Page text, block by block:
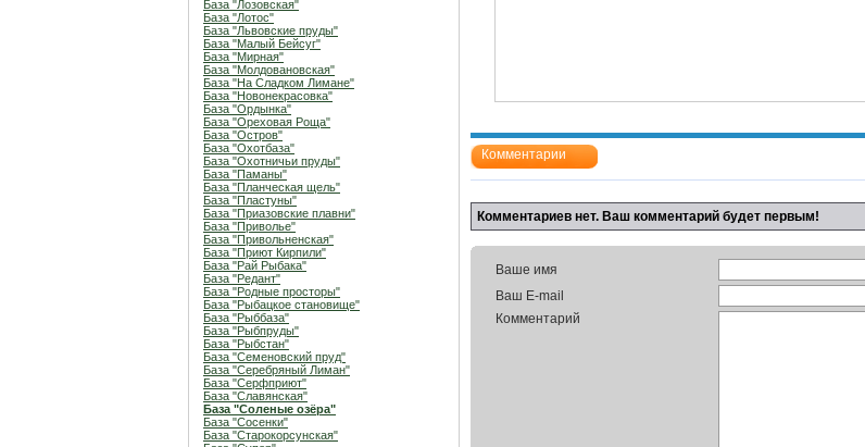
База "Лозовская"
База "Лотос"
База "Львовские пруды"
База "Малый Бейсуг"
База "Мирная"
База "Молдовановская"
База "На Сладком Лимане"
База "Новонекрасовка"
База "Ордынка"
База "Ореховая Роща"
База "Остров"
База "Охотбаза"
База "Охотничьи пруды"
База "Паманы"
База "Планческая щель"
База "Пластуны"
База "Приазовские плавни"
База "Приволье"
База "Привольненская"
База "Приют Кирпили"
База "Рай Рыбака"
База "Редант"
База "Родные просторы"
База "Рыбацкое становище"
База "Рыббаза"
База "Рыбпруды"
База "Рыбстан"
База "Семеновский пруд"
База "Серебряный Лиман"
База "Серфприют"
База "Славянская"
База "Соленые озёра"
База "Сосенки"
База "Старокорсунская"
Комментарии
Комментариев нет. Ваш комментарий будет первым!
Ваше имя
Ваш E-mail
Комментарий